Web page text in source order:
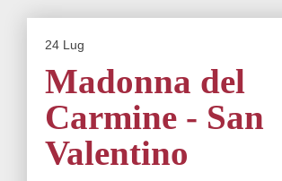
24 Lug
Madonna del
Carmine - San
Valentino